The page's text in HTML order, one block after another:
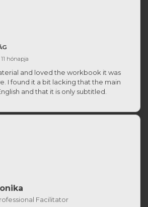
11 hónapja
and loved the workbook it was
I found it a bit lacking that the main
and that it is only subtitled.
Facilitator